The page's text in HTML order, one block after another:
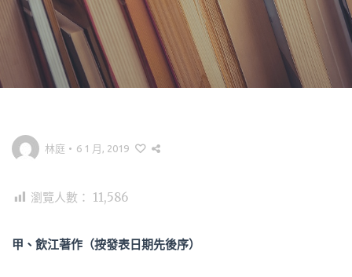
林庭 • 6 1 月, 2019
瀏覽人數： 11,586
甲、飲江著作（按發表日期先後序）